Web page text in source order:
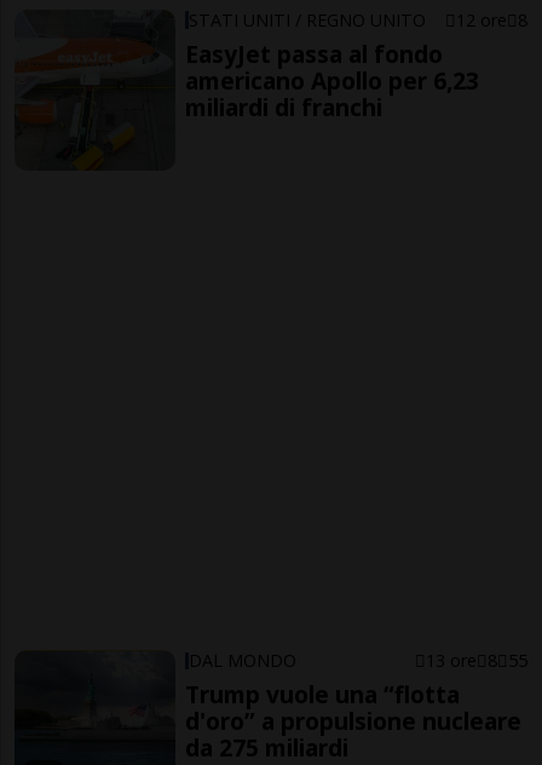
STATI UNITI / REGNO UNITO 12 ore 8
EasyJet passa al fondo
americano Apollo per 6,23
miliardi di franchi
DAL MONDO 13 ore 8 55
Trump vuole una “flotta
d'oro” a propulsione nucleare
da 275 miliardi